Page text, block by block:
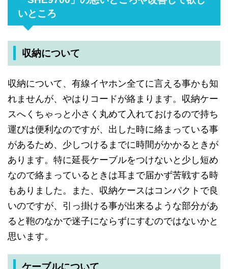
いところ
収納について
収納について、 有線イヤホン全てに言える事かも知
れませんが、 やはり コードが絡まります。 収納ケー
スへ く ちゃっと 小さく 丸めて 入れておけるので持ち
運びは便利なのですが、 出した時に絡まっている事
があるため、 少しつけるまでに時間がかかる ときが
あります。 特に延長ケーブルをつけないと 少し短め
なので絡まっている ときは耳まで届かず苦戦する時
もありました 。 また 、 収納ケースはコンパクトで良
いのですが、 引っ掛ける事が出来る ような部分があ
ると 鞄のなかで迷子にならずにすむのではないかと
思います。
ケーブルについて